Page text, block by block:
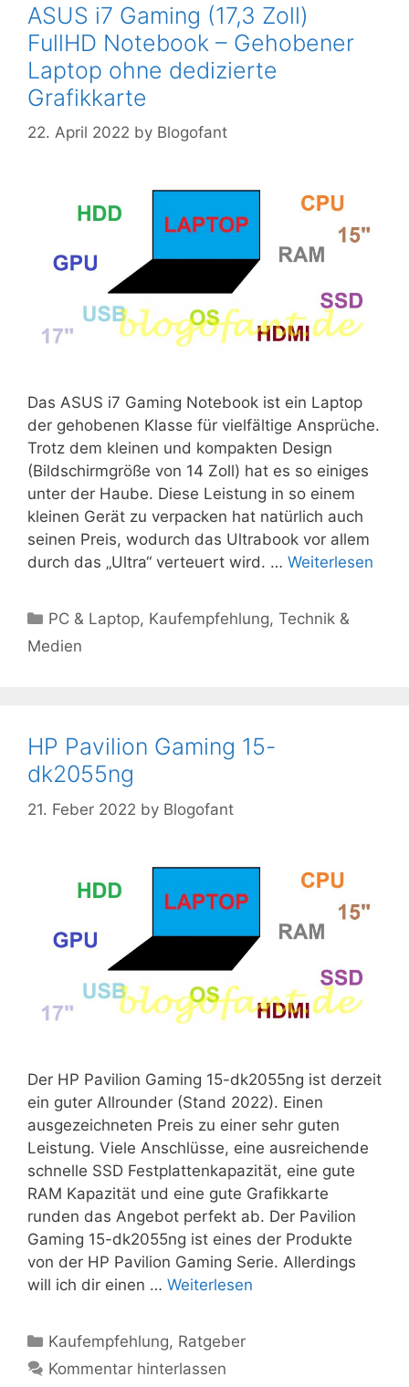
ASUS i7 Gaming (17,3 Zoll)
FullHD Notebook – Gehobener
Laptop ohne dedizierte
Grafikkarte
22. April 2022 by Blogofant
Das ASUS i7 Gaming Notebook ist ein Laptop
der gehobenen Klasse für vielfältige Ansprüche.
Trotz dem kleinen und kompakten Design
(Bildschirmgröße von 14 Zoll) hat es so einiges
unter der Haube. Diese Leistung in so einem
kleinen Gerät zu verpacken hat natürlich auch
seinen Preis, wodurch das Ultrabook vor allem
durch das „Ultra“ verteuert wird. … Weiterlesen
Kategorien
PC & Laptop, Kaufempfehlung,Technik &
Medien
HP Pavilion Gaming 15-
dk2055ng
21. Feber 2022 by Blogofant
Der HP Pavilion Gaming 15-dk2055ng ist derzeit
ein guter Allrounder (Stand 2022). Einen
ausgezeichneten Preis zu einer sehr guten
Leistung. Viele Anschlüsse, eine ausreichende
schnelle SSD Festplattenkapazität, eine gute
RAM Kapazität und eine gute Grafikkarte
runden das Angebot perfekt ab. Der Pavilion
Gaming 15-dk2055ng ist eines der Produkte
von der HP Pavilion Gaming Serie. Allerdings
will ich dir einen … Weiterlesen
Kategorien
Kaufempfehlung, Ratgeber
Kommentar hinterlassen